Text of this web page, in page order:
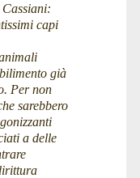
capi
già
Per non
sarebbero
a delle